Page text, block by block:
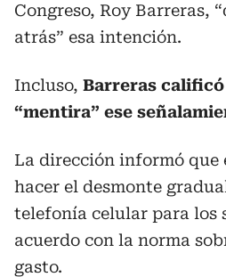
Congreso, Roy Barreras,
atrás” esa intención.
Incluso, Barreras
“mentira” ese
La dirección informó que
hacer el desmonte
telefonía celular para los
acuerdo con la norma
gasto.